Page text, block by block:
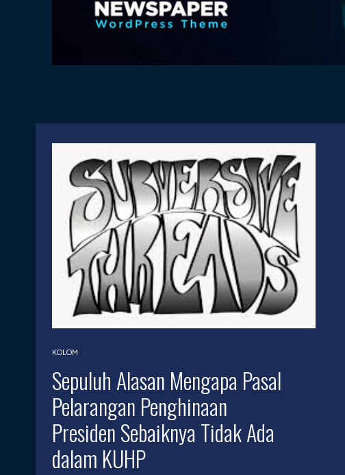
KOLOM
Sepuluh Alasan Mengapa Pasal
Pelarangan Penghinaan
Presiden Sebaiknya Tidak Ada
dalam KUHP